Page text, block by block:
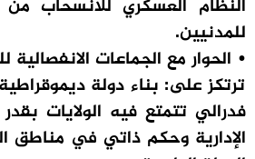
النظام العسكري للانسحاب
للمدنيين.
• الحوار مع الجماعات
ترتكز على: بناء دولة
فدرالي تتمتع فيه الولايات
الإدارية وحكم ذاتي في مناطق